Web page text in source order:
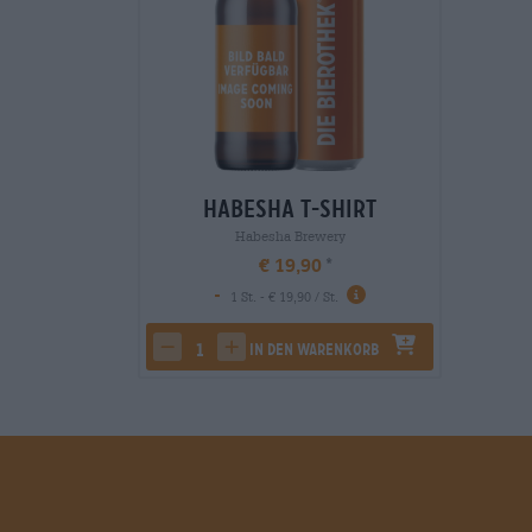
Habesha T-Shirt
Habesha Brewery
€ 19,90
-
1 St. - € 19,90 / St.
decrease quantity
increase quantity
In den Warenkorb